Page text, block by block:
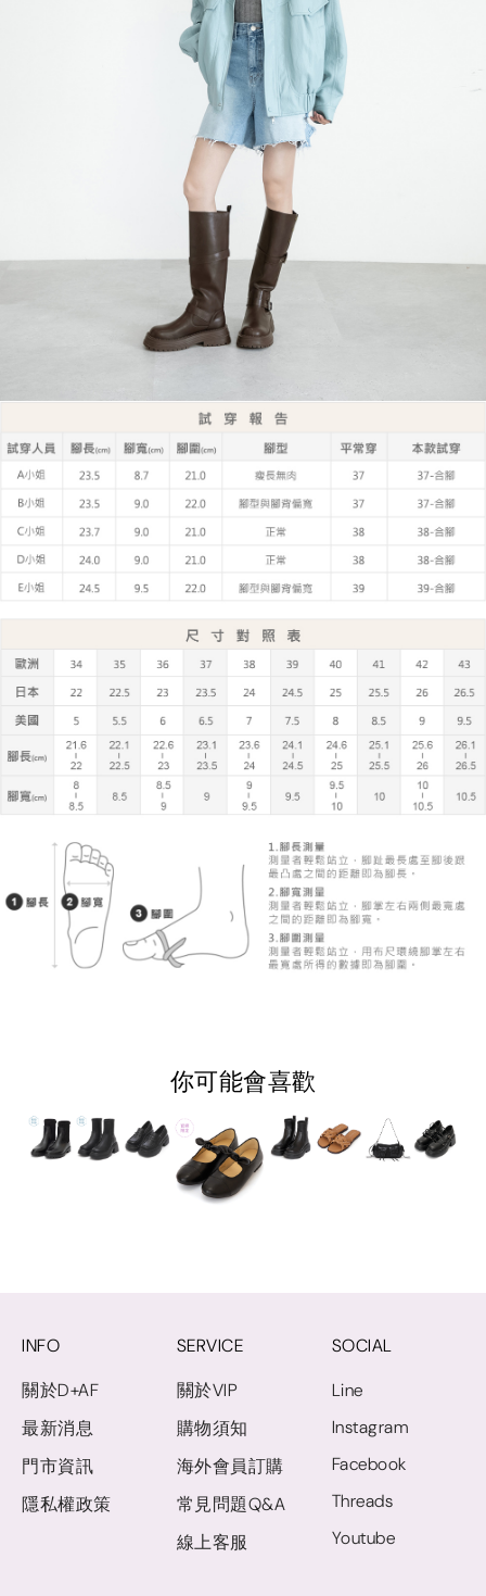
你可能會喜歡
INFO
關於D+AF
最新消息
門市資訊
隱私權政策
SERVICE
關於VIP
購物須知
海外會員訂購
常見問題Q&A
線上客服
SOCIAL
Line
Instagram
Facebook
Threads
Youtube